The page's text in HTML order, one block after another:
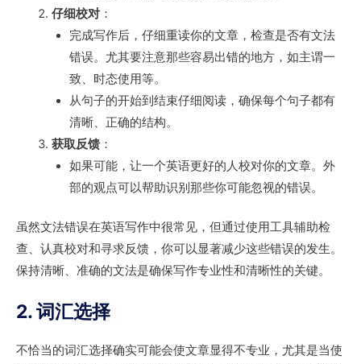
仔细校对：
完成写作后，仔细重读你的文章，检查是否有文法
错误。尤其要注意那些容易出错的地方，如主谓一
致、时态使用等。
从句子的开始到结束仔细阅读，确保每个句子都有
清晰、正确的结构。
获取反馈：
如果可能，让一个英语更好的人校对你的文章。外
部的观点可以帮助识别那些你可能忽视的错误。
虽然文法错误在英语写作中很常见，但通过使用工具辅助检
查、认真校对和寻求反馈，你可以显著减少这些错误的发生。
保持清晰、准确的文法是确保写作专业性和清晰性的关键。
2. 词汇选择
不恰当的词汇选择确实可能会使文章显得不专业，尤其是当使